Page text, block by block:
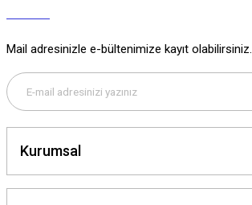
Mail adresinizle e-bültenimize kayıt olabilirsiniz.
Kurumsal